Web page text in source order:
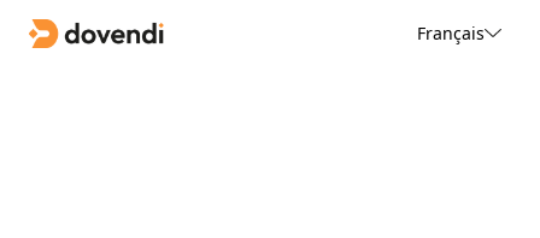
Français